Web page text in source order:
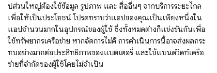
ปส่วนใหญ่ต้องใช้ข้อมูล รูปภาพ และ สื่ออื่นๆ จากบริการระยะไกล
เพื่อให้เป็นประโยชน์ โปรดทราบว่าแอปของคุณเป็นเพียงหนึ่งใน
แอปจำนวนมากในอุปกรณ์ของผู้ใช้ ซึ่งทั้งหมดต่างก็แข่งขันกันเพื่อ
ใช้ทรัพยากรเครือข่าย หากจัดการไม่ดี การดำเนินการนี้อาจส่งผลกระ
ทบอย่างมากต่อประสิทธิภาพของแบตเตอรี่ และใช้แบนด์วิดท์เครือ
ข่ายที่จำกัดของผู้ใช้โดยไม่จำเป็น